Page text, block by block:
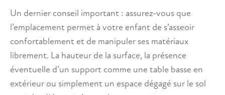
Un dernier conseil important : assurez-vous que
l’emplacement permet à votre enfant de s’asseoir
confortablement et de manipuler ses matériaux
librement. La hauteur de la surface, la présence
éventuelle d’un support comme une table basse en
extérieur ou simplement un espace dégagé sur le sol